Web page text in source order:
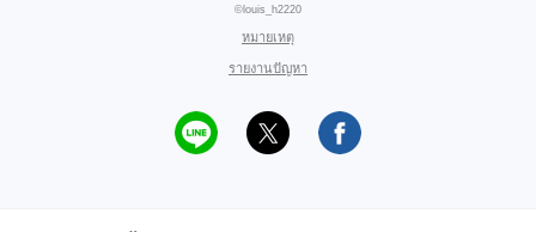
©louis_h2220
หมายเหตุ
รายงานปัญหา